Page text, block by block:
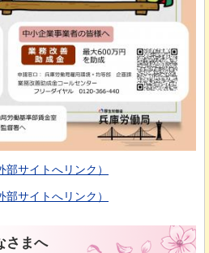
サイトへリンク）
サイトへリンク）
さまへ